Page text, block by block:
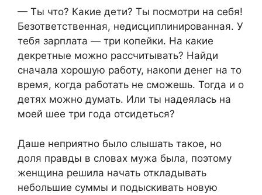
— Ты что? Какие дети? Ты посмотри на себя!
Безответственная, недисциплинированная. У
тебя зарплата — три копейки. На какие
декретные можно рассчитывать? Найди
сначала хорошую работу, накопи денег на то
время, когда работать не сможешь. Тогда и о
детях можно думать. Или ты надеялась на
моей шее три года отсидеться?
Даше неприятно было слышать такое, но
доля правды в словах мужа была, поэтому
женщина решила начать откладывать
небольшие суммы и подыскивать новую